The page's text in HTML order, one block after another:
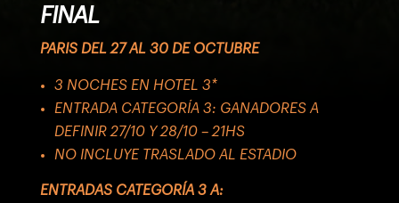
FINAL
PARIS DEL 27AL 30 DE OCTUBRE
3 NOCHES EN HOTEL 3*
ENTRADA CATEGORÍA 3: GANADORES A
DEFINIR 27/10 Y 28/10 – 21HS
NO INCLUYE TRASLADO AL ESTADIO
ENTRADAS CATEGORÍA 3 A: